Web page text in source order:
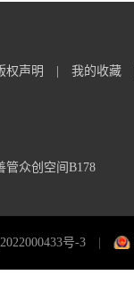
权声明 我的收藏
管众创空间B178
号-3